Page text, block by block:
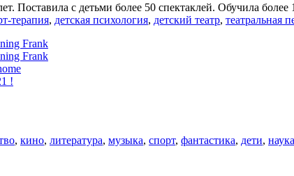
Поставила с детьми более 50 спектаклей. Обучила
терапия, детская психология, детский театр, театральная
Frank
Frank
!
, кино, литература, музыка, спорт, фантастика, дети, наука